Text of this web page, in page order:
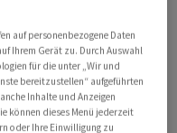
⁠mit dem geistlichen
Mojtaba
Verhandlungen
bereits zugestimmt,
werden», sagte
auf personenbezogene Daten
Ihrem Gerät zu. Durch Auswahl
für die unter „Wir und
bereitzustellen“ aufgeführten
Inhalte und Anzeigen
können dieses Menü jederzeit
oder Ihre Einwilligung zu